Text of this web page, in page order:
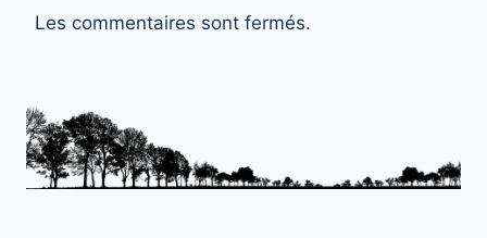
Les commentaires sont fermés.